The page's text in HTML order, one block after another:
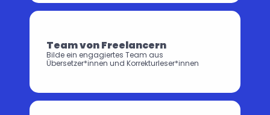
Team von Freelancern
Bilde ein engagiertes Team aus
Übersetzer*innen und Korrekturleser*innen